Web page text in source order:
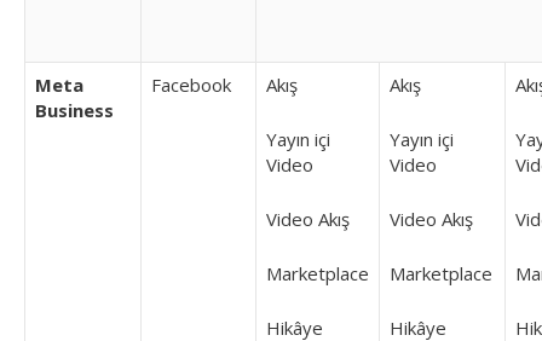
Meta
Business
Facebook Akış
Yayın içi
Video
Video Akış
Marketplace
Hikâye
Akış
Yayın içi
Video
Video Akış
Marketplace
Hikâye